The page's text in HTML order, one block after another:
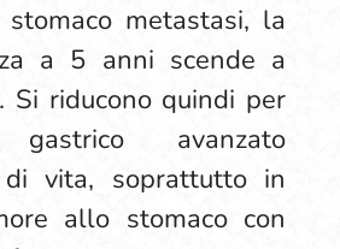
metastasi, la
a 5 anni scende a
Si riducono quindi per
gastrico avanzato
di vita, soprattutto in
allo stomaco con